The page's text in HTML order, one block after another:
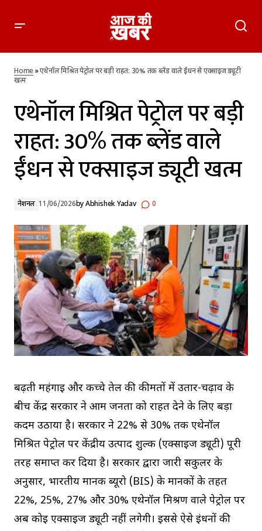
एक्साइज ड्यूटी खत्म
Home»एथेनॉल मिश्रित पेट्रोल पर बड़ी राहत: 30% तक ब्लेंड वाले ईंधन से एक्साइज ड्यूटी
खत्म
एथेनॉल मिश्रित पेट्रोल पर बड़ी
राहत: 30% तक ब्लेंड वाले
ईंधन से एक्साइज ड्यूटी खत्म
नेशनल 11/06/2026byAbhishek Yadav 0
बढ़ती महंगाई और कच्चे तेल की कीमतों में उतार-चढ़ाव के
बीच केंद्र सरकार ने आम जनता को राहत देने के लिए बड़ा
कदम उठाया है। सरकार ने 22% से 30% तक एथेनॉल
मिश्रित पेट्रोल पर केंद्रीय उत्पाद शुल्क (एक्साइज ड्यूटी) पूरी
तरह समाप्त कर दिया है। सरकार द्वारा जारी सर्कुलर के
अनुसार, भारतीय मानक ब्यूरो (BIS) के मानकों के तहत
22%, 25%, 27% और 30% एथेनॉल मिश्रण वाले पेट्रोल पर
अब कोई एक्साइज ड्यूटी नहीं लगेगी। इससे ऐसे ईंधनों की